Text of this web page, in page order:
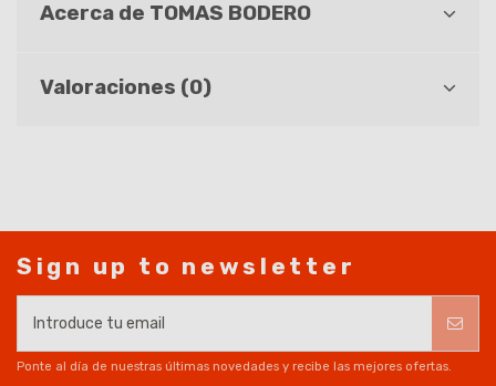
Acerca de TOMAS BODERO
Valoraciones (0)
Sign up to newsletter
Ponte al día de nuestras últimas novedades y recibe las mejores ofertas.